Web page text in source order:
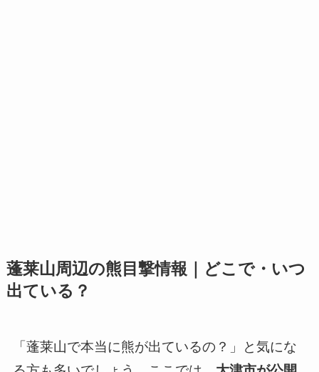
蓬莱山周辺の熊目撃情報｜どこで・いつ
出ている？
「蓬莱山で本当に熊が出ているの？」と気にな